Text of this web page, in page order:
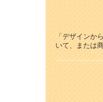
「デザインか
いて、または